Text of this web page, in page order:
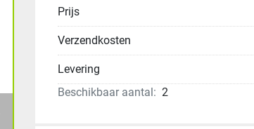
Prijs
Verzendkosten
Levering
Beschikbaar aantal: 2